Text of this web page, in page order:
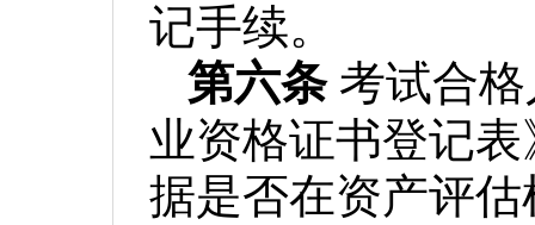
记手续。
第六条 考试合
业资格证书登记
据是否在资产评